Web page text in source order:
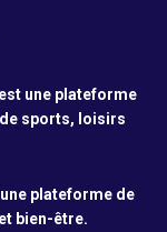
une plateforme
sports, loisirs
plateforme de
bien-être.